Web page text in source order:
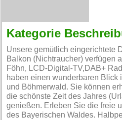
Kategorie
Unsere gemütlich eingerichtete
Balkon (Nichtraucher) verfügen
Föhn, LCD-Digital-TV,DAB+
haben einen wunderbaren Blick
und Böhmerwald. Sie können
die schönste Zeit des Jahres
genießen. Erleben Sie die freie
des Bayerischen Waldes.